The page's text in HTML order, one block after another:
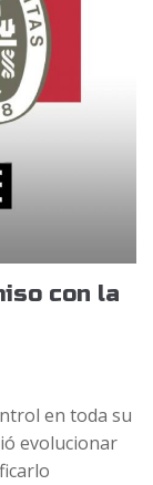
con la
en toda su
evolucionar